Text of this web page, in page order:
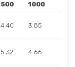
500 1000
4.40 3.85
5.32 4.66